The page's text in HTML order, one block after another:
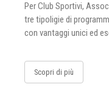
Per Club Sportivi,
tre tipoligie di
con vantaggi unici ed
Scopri di più